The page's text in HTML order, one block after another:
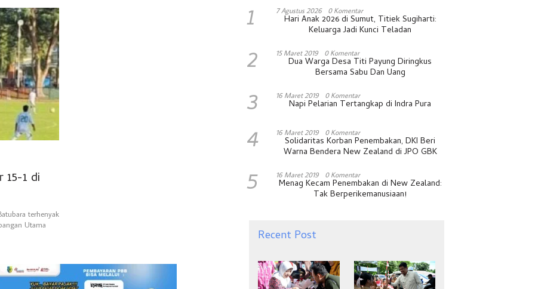
15-1 di
terhenyak
Utama
1 7 Agustus 2026 0 Komentar
Hari Anak 2026 di Sumut, Titiek Sugiharti:
Keluarga Jadi Kunci Teladan
2 15 Maret 2019 0 Komentar
Dua Warga Desa Titi Payung Diringkus
Bersama Sabu Dan Uang
3 16 Maret 2019 0 Komentar
Napi Pelarian Tertangkap di Indra Pura
4 16 Maret 2019 0 Komentar
Solidaritas Korban Penembakan, DKI Beri
Warna Bendera New Zealand di JPO GBK
5 16 Maret 2019 0 Komentar
Menag Kecam Penembakan di New Zealand:
Tak Berperikemanusiaan!
Recent Post